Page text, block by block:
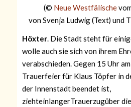
(© Neue Westfälische
vonSvenja Ludwig (Text) und
Höxter. Die Stadt steht für
wolle auch sie sich von ihrem
verabschieden. Gegen 15 Uhr
Trauerfeier für Klaus Töpfer in
der Innenstadt beendet ist,
ziehteinlangerTrauerzugüber